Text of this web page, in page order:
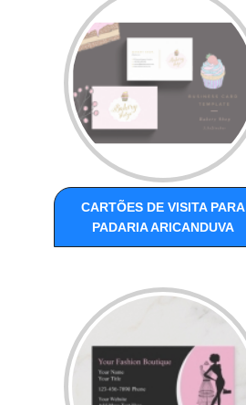
CARTÕES DE VISITA PARA
PADARIA ARICANDUVA